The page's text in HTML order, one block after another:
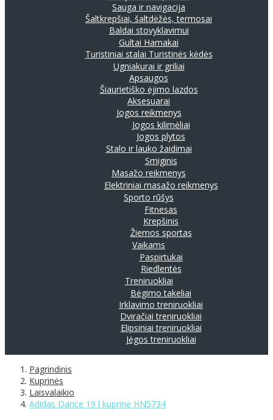
Sauga ir navigacija
Šaltkrepšiai, šaltdėžės, termosai
Baldai stovyklavimui
Gultai Hamakai
Turistiniai stalai Turistinės kėdės
Ugniakurai ir griliai
Apsaugos
Šiaurietiško ėjimo lazdos
Aksesuarai
Jogos reikmenys
Jogos kilimėliai
Jogos plytos
Stalo ir lauko žaidimai
Smiginis
Masažo reikmenys
Elektriniai masažo reikmenys
Sporto rūšys
Fitnesas
Krepšinis
Žiemos sportas
Vaikams
Paspirtukai
Riedlentės
Treniruokliai
Bėgimo takeliai
Irklavimo treniruokliai
Dviračiai treniruokliai
Elipsiniai treniruokliai
Jėgos treniruokliai
Pagrindinis
Kuprinės
Laisvalaikio
Adidas Dance 19 l kuprinė HN5734